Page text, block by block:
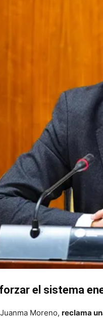
el sistema
Moreno, reclama